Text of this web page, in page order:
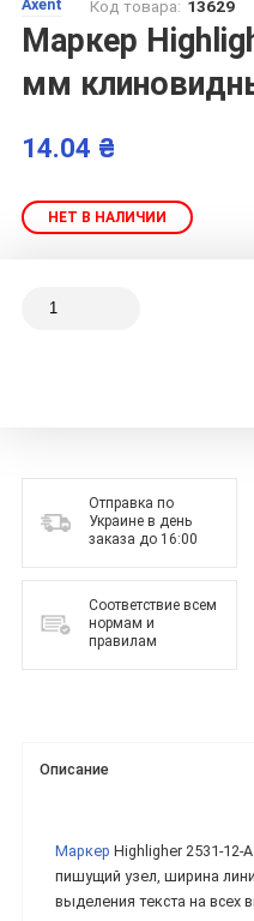
Axent Код товара: 13629
Маркер
мм
14.04 ₴
НЕТ В НАЛИЧИИ
Отправка по
Украине в день
заказа до 16:00
Соответствие всем
нормам и
правилам
Описание
Маркер Highligher 2531-12-
пишущий узел, ширина
выделения текста на всех